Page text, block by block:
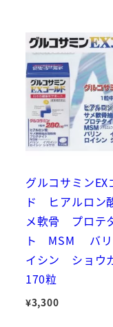
グルコサミンEX
ド ヒアルロ
メ軟骨 プロテ
ト MSM バ
イシン ショウ
170粒
¥3,300